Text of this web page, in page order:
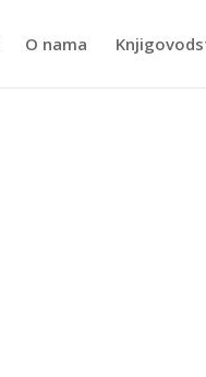
O nama